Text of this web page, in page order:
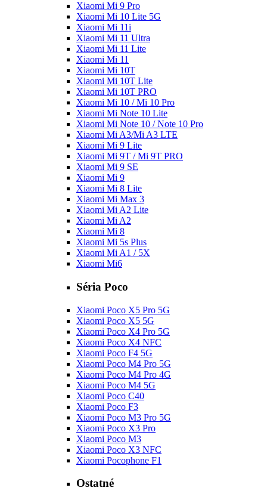
Xiaomi Mi 9 Pro
Xiaomi Mi 10 Lite 5G
Xiaomi Mi 11i
Xiaomi Mi 11 Ultra
Xiaomi Mi 11 Lite
Xiaomi Mi 11
Xiaomi Mi 10T
Xiaomi Mi 10T Lite
Xiaomi Mi 10T PRO
Xiaomi Mi 10 / Mi 10 Pro
Xiaomi Mi Note 10 Lite
Xiaomi Mi Note 10 / Note 10 Pro
Xiaomi Mi A3/Mi A3 LTE
Xiaomi Mi 9 Lite
Xiaomi Mi 9T / Mi 9T PRO
Xiaomi Mi 9 SE
Xiaomi Mi 9
Xiaomi Mi 8 Lite
Xiaomi Mi Max 3
Xiaomi Mi A2 Lite
Xiaomi Mi A2
Xiaomi Mi 8
Xiaomi Mi 5s Plus
Xiaomi Mi A1 / 5X
Xiaomi Mi6
Séria Poco
Xiaomi Poco X5 Pro 5G
Xiaomi Poco X5 5G
Xiaomi Poco X4 Pro 5G
Xiaomi Poco X4 NFC
Xiaomi Poco F4 5G
Xiaomi Poco M4 Pro 5G
Xiaomi Poco M4 Pro 4G
Xiaomi Poco M4 5G
Xiaomi Poco C40
Xiaomi Poco F3
Xiaomi Poco M3 Pro 5G
Xiaomi Poco X3 Pro
Xiaomi Poco M3
Xiaomi Poco X3 NFC
Xiaomi Pocophone F1
Ostatné